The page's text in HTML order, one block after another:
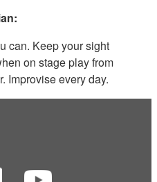
can. Keep your sight
on stage play from
Improvise every day.